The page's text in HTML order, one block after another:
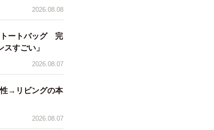
2026.08.08
トートバッグ 完
すごい」
2026.08.07
性→リビングの本
2026.08.07